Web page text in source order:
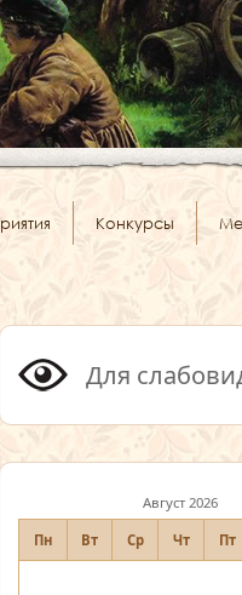
Конкурсы
Для
Август 2026
Пн Вт Ср Чт Пт